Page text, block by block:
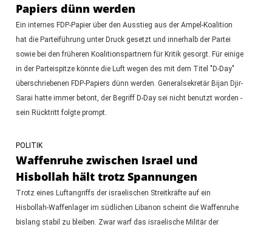
Papiers dünn werden
Ein internes FDP-Papier über den Ausstieg aus der Ampel-Koalition
hat die Parteiführung unter Druck gesetzt und innerhalb der Partei
sowie bei den früheren Koalitionspartnern für Kritik gesorgt. Für einige
in der Parteispitze könnte die Luft wegen des mit dem Titel "D-Day"
überschriebenen FDP-Papiers dünn werden. Generalsekretär Bijan Djir-
Sarai hatte immer betont, der Begriff D-Day sei nicht benutzt worden -
sein Rücktritt folgte prompt.
POLITIK
Waffenruhe zwischen Israel und
Hisbollah hält trotz Spannungen
Trotz eines Luftangriffs der israelischen Streitkräfte auf ein
Hisbollah-Waffenlager im südlichen Libanon scheint die Waffenruhe
bislang stabil zu bleiben. Zwar warf das israelische Militär der